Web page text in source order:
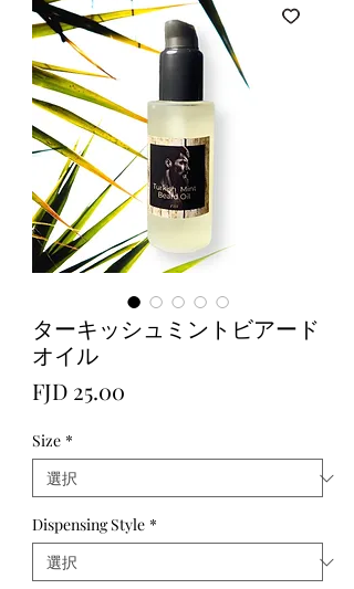
ターキッシュミントビアード
オイル
FJD 25.00
Size *
Dispensing Style *